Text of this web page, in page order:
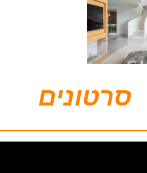
סרטונים